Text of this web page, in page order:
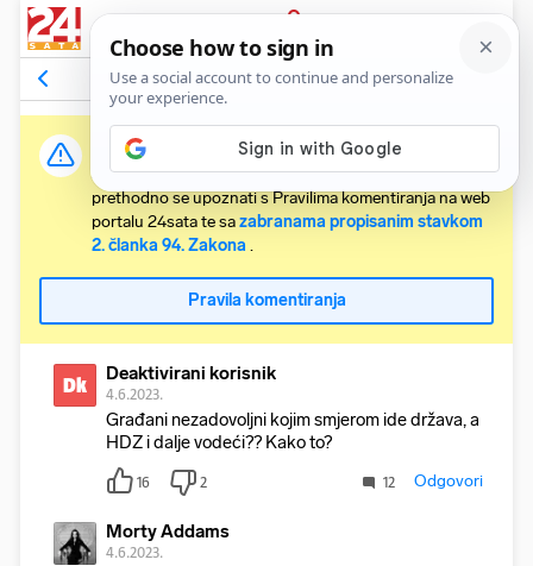
PRIJAVA
Komentari33 Relevantni
Važna obavijest:
Svaki korisnik koji želi komentirati članke obvezan je
prethodno se upoznati s Pravilima komentiranja na web
portalu 24sata te sazabranama propisanim stavkom
2. članka 94. Zakona .
Pravila komentiranja
Dk Deaktivirani korisnik
4.6.2023.
Građani nezadovoljni kojim smjerom ide država, a
HDZ i dalje vodeći?? Kako to?
16 2 12 Odgovori
Morty Addams
4.6.2023.